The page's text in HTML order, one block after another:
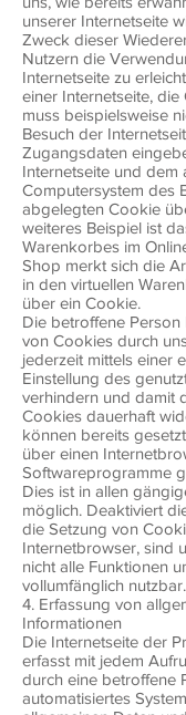
unserer Internetseite
Zweck dieser
Nutzern die
Internetseite zu
einer Internetseite,
muss beispielsweise
Besuch der
Zugangsdaten
Internetseite und dem
Computersystem des
abgelegten Cookie
weiteres Beispiel ist
Warenkorbes im
Shop merkt sich die
in den virtuellen
über ein Cookie.
Die betroffene Person
von Cookies durch
jederzeit mittels einer
Einstellung des
verhindern und damit
Cookies dauerhaft
können bereits
über einen
Softwareprogramme
Dies ist in allen
möglich. Deaktiviert
die Setzung von
Internetbrowser, sind
nicht alle Funktionen
vollumfänglich nutzbar.
4. Erfassung von
Informationen
Die Internetseite der
erfasst mit jedem
durch eine betroffene
automatisiertes